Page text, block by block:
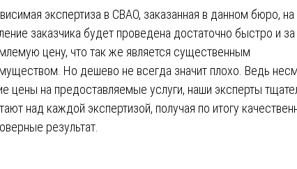
экспертиза в СВАО, заказанная в данном бюро, на
заказчика будет проведена достаточно быстро и за
цену, что так же является существенным
Но дешево не всегда значит плохо. Ведь
цены на предоставляемые услуги, наши эксперты
над каждой экспертизой, получая по итогу
результат.